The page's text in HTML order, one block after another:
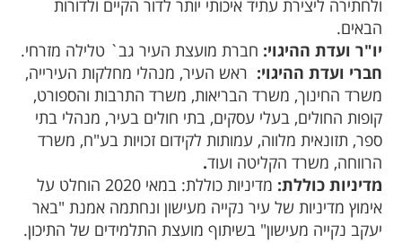
ולחתירה ליצירת עתיד איכותי יותר לדור הקיים ולדורות
הבאים.
יו"ר ועדת ההיגוי: חברת מועצת העיר גב` טלילה מזרחי.
חברי ועדת ההיגוי: ראש העיר, מנהלי מחלקות העירייה,
משרד החינוך, משרד הבריאות, משרד התרבות והספורט,
קופות החולים, בעלי עסקים, בתי חולים בעיר, מנהלי בתי
ספר, תזונאית מלווה, עמותות לקידום זכויות בע"ח, משרד
הרווחה, משרד הקליטה ועוד.
מדיניות כוללת:
מדיניות כוללת: במאי 2020 הוחלט על
אימוץ מדיניות של עיר נקייה מעישון ונחתמה אמנת "באר
יעקב נקייה מעישון" בשיתוף מועצת התלמידים של התיכון.